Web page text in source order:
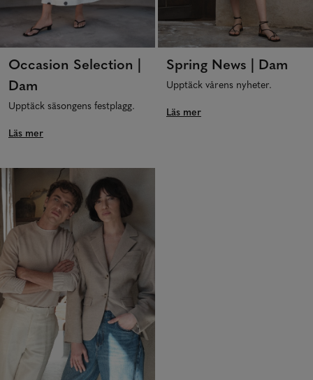
Occasion Selection |
Dam
Upptäck säsongens festplagg.
Läs mer
Spring News | Dam
Upptäck vårens nyheter.
Läs mer